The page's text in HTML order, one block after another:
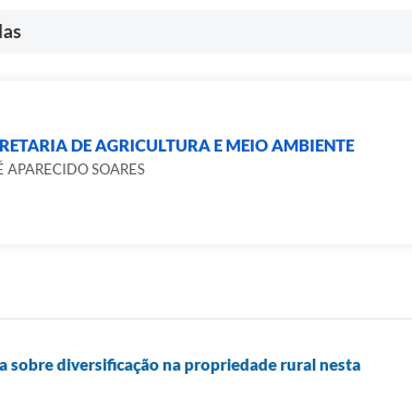
DE AGRICULTURA E MEIO AMBIENTE
APARECIDO SOARES
sobre diversificação na propriedade rural nesta